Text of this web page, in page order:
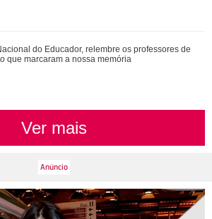
novelas a problemas com substâncias
Veja as polêmicas que rondam R...
do Educador, relembre os professores de
que marcaram a nossa memória
Ver mais